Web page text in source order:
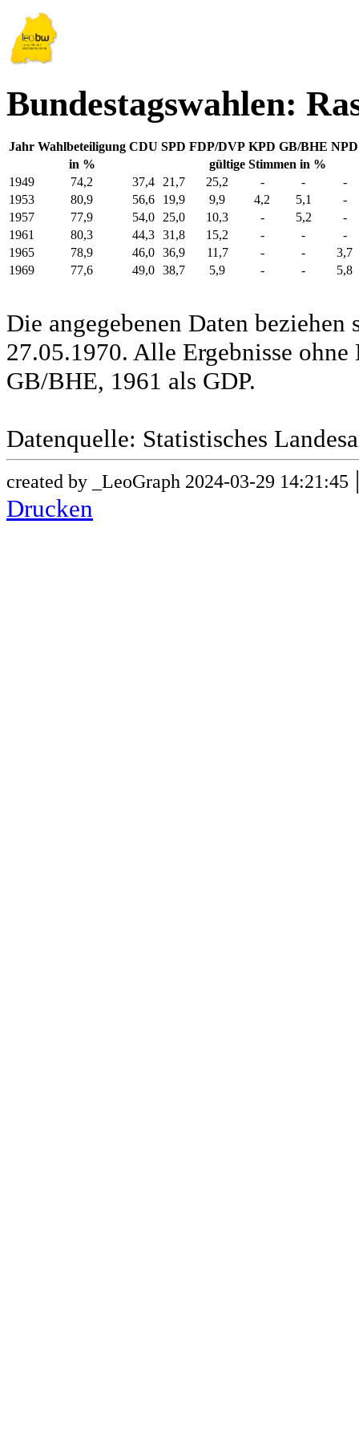
Bundestagswahlen:
Jahr Wahlbeteiligung CDU SPD FDP/DVP KPD GB/BHE NPD
in %
gültige Stimmen in %
1949
74,2 37,4 21,7 25,2 - -
-
1953
80,9 56,6 19,9 9,9 4,2 5,1
-
1957
77,9 54,0 25,0 10,3 - 5,2
-
1961
80,3 44,3 31,8 15,2 - -
-
1965
78,9 46,0 36,9 11,7 - -
3,7
1969
77,6 49,0 38,7 5,9 - - 5,8
Die angegebenen Daten
27.05.1970. Alle Ergebnisse
GB/BHE, 1961 als GDP.
Datenquelle: Statistisches
created by _LeoGraph 2024-03-29 14:21:45
Drucken